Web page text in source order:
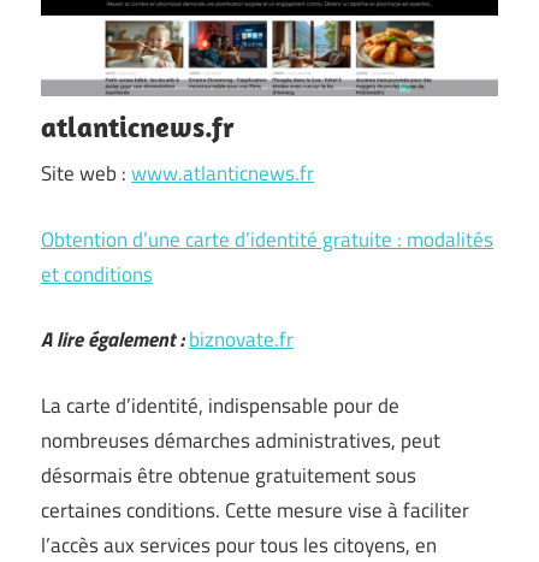
atlanticnews.fr
Site web :www.atlanticnews.fr
Obtention d’une carte d’identité gratuite : modalités
et conditions
A lire également :biznovate.fr
La carte d’identité, indispensable pour de
nombreuses démarches administratives, peut
désormais être obtenue gratuitement sous
certaines conditions. Cette mesure vise à faciliter
l’accès aux services pour tous les citoyens, en